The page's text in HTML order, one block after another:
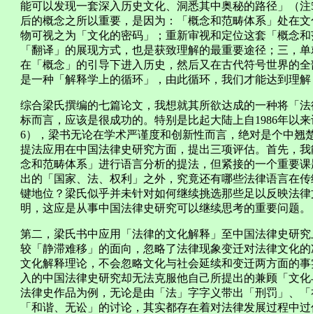
能可以发现一套深入历史文化、洞悉其中奥秘的路径」（
后的概念之所以重要，是因为：「概念和范畴体系」处在
物可视之为「文化的密码」；重新审视和定位这套「概念
「翻译」的展现方式，也是获致理解的最重要途径；三，
在「概念」的引导下进入历史，然后又在古代符号世界的
是一种「解释学上的循环」，由此循环，我们才能达到理解
综合梁氏撰编的七篇论文，我想就其所欲达成的一种将「
标而言，应该是很成功的。特别是比起大陆上自1986年以
6），梁书无论在学术严谨度和创新性而言，绝对是个中翘
提法应用在中国法律史研究方面，提出三项评估。首先，
念和范畴体系」进行语言分析的提法，但紧接的一个重要
出的「国家、法、权利」之外，究竟还有哪些法律语言在
键地位？梁氏似乎并未针对如何继续挑选那些足以反映法
明，这应是从事中国法律史研究可以继续思考的重要问题。
第二，梁氏书中应用「法律的文化解释」至中国法律史研
较「静滞难移」的面向，忽略了法律现象变迁对法律文化
文化解释理论，不会忽略文化与社会延续和变迁两方面的
入的中国法律史研究却无法克服他自己所提出的兼顾「文
法律史作品为例，无论是由「法」字字义带出「刑罚」、
「和谐、无讼」的讨论，其实都存在着对法律发展过程中